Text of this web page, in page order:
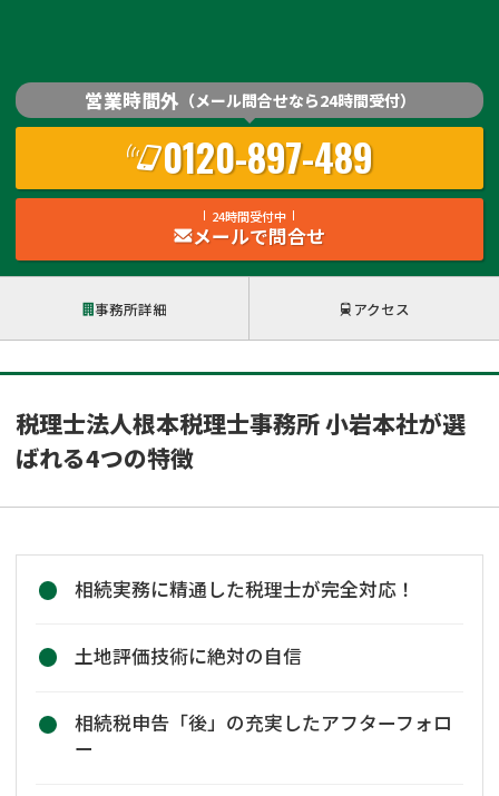
営業時間外 （メール問合せなら24時間受付）
0120-897-489
24時間受付中
メールで問合せ
事務所詳細 アクセス
税理士法人根本税理士事務所 小岩本社が選
ばれる4つの特徴
相続実務に精通した税理士が完全対応！
土地評価技術に絶対の自信
相続税申告「後」の充実したアフターフォロ
ー